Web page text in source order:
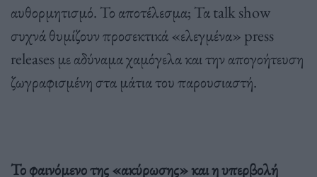
αυθορμητισμό. Το αποτέλεσμα; Τα talk show
συχνά θυμίζουν προσεκτικά «ελεγμένα» press
releases με αδύναμα χαμόγελα και την απογοήτευση
ζωγραφισμένη στα μάτια του παρουσιαστή.
Το φαινόμενο της «ακύρωσης» και η υπερβολή